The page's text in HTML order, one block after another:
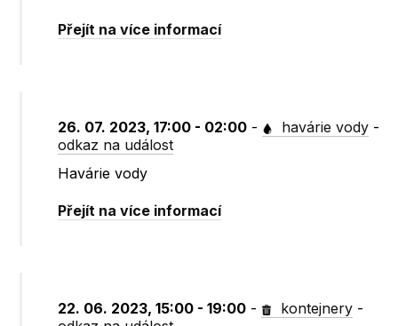
Přejít na více informací
26. 07. 2023, 17:00 - 02:00 - havárie vody -
odkaz na událost
Havárie vody
Přejít na více informací
22. 06. 2023, 15:00 - 19:00 - kontejnery -